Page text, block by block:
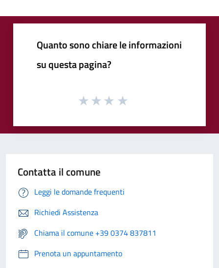
Quanto sono chiare le informazioni
su questa pagina?
Contatta il comune
Leggi le domande frequenti
Richiedi Assistenza
Chiama il comune +39 0374 837811
Prenota un appuntamento